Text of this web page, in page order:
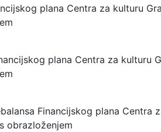
plana Centra za kulturu
plana Centra za kulturu
Financijskog plana Centra
obrazloženjem